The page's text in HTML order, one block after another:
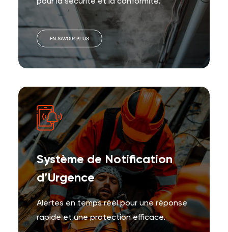
EN SAVOIR PLUS
Système de Notification
d’Urgence
Alertes en temps réel pour une réponse
rapide et une protection efficace.